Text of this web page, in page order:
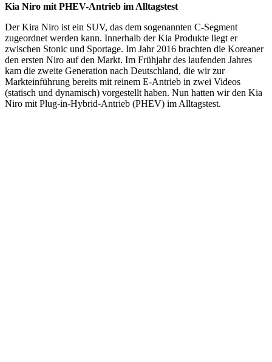
Kia Niro mit PHEV-Antrieb im Alltagstest
Der Kira Niro ist ein SUV, das dem sogenannten C-Segment
zugeordnet werden kann. Innerhalb der Kia Produkte liegt er
zwischen Stonic und Sportage. Im Jahr 2016 brachten die Koreaner
den ersten Niro auf den Markt. Im Frühjahr des laufenden Jahres
kam die zweite Generation nach Deutschland, die wir zur
Markteinführung bereits mit reinem E-Antrieb in zwei Videos
(statisch und dynamisch) vorgestellt haben. Nun hatten wir den Kia
Niro mit Plug-in-Hybrid-Antrieb (PHEV) im Alltagstest.